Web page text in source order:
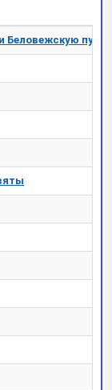
Беловежскую пущу